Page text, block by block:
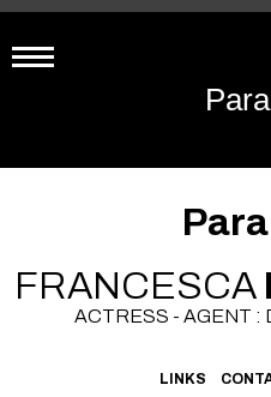
FRANCESCA
ACTRESS - AGENT :
LINKS